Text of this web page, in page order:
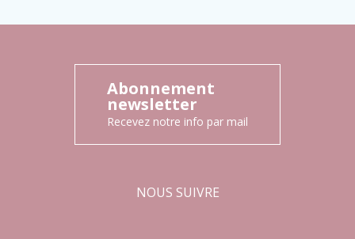
Abonnement
newsletter
Recevez notre info par mail
NOUS SUIVRE